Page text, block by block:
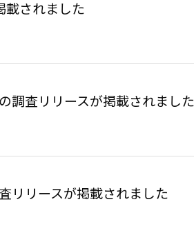
載されました
調査リリースが掲載されました
リリースが掲載されました